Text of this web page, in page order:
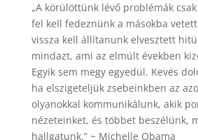
„A körülöttünk lévő problémák
fel kell fedeznünk a másokba
vissza kell állítanunk elvesztett
mindazt, ami az elmúlt években
Egyik sem megy egyedül. Kevés
ha elszigeteljük zsebeinkben az
olyanokkal kommunikálunk, akik
nézeteinket, és többet beszélünk,
hallgatunk.” ~ Michelle Obama